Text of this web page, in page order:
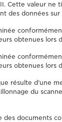
Cette valeur ne
des données
obtenues lors
obtenues lors
résulte d'une
du
des documents